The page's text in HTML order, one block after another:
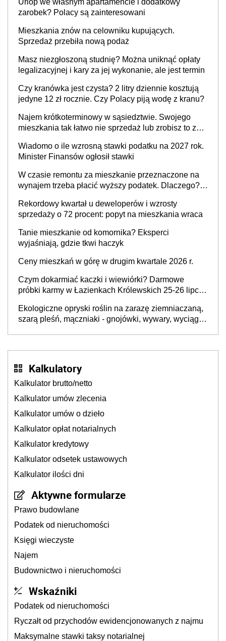
Urlop we własnym apartamencie i dodatkowy
zarobek? Polacy są zainteresowani
Mieszkania znów na celowniku kupujących.
Sprzedaż przebiła nową podaż
Masz niezgłoszoną studnię? Można uniknąć opłaty
legalizacyjnej i kary za jej wykonanie, ale jest termin
Czy kranówka jest czysta? 2 litry dziennie kosztują
jedyne 12 zł rocznie. Czy Polacy piją wodę z kranu?
Najem krótkoterminowy w sąsiedztwie. Swojego
mieszkania tak łatwo nie sprzedaż lub zrobisz to ze
Wiadomo o ile wzrosną stawki podatku na 2027 rok.
Minister Finansów ogłosił stawki
W czasie remontu za mieszkanie przeznaczone na
wynajem trzeba płacić wyższy podatek. Dlaczego?
Rekordowy kwartał u deweloperów i wzrosty
sprzedaży o 72 procent: popyt na mieszkania wraca
Tanie mieszkanie od komornika? Eksperci
wyjaśniają, gdzie tkwi haczyk
Ceny mieszkań w górę w drugim kwartale 2026 r.
Czym dokarmiać kaczki i wiewiórki? Darmowe
próbki karmy w Łazienkach Królewskich 25-26 lipca
Ekologiczne opryski roślin na zarazę ziemniaczaną,
szarą pleśń, mączniaki - gnojówki, wywary, wyciągi.
Kalkulatory
Kalkulator brutto/netto
Kalkulator umów zlecenia
Kalkulator umów o dzieło
Kalkulator opłat notarialnych
Kalkulator kredytowy
Kalkulator odsetek ustawowych
Kalkulator ilości dni
Aktywne formularze
Prawo budowlane
Podatek od nieruchomości
Księgi wieczyste
Najem
Budownictwo i nieruchomości
Wskaźniki
Podatek od nieruchomości
Ryczałt od przychodów ewidencjonowanych z najmu
Maksymalne stawki taksy notarialnej